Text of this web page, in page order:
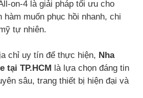
on-4 là giải pháp tối ưu cho
hàm muốn phục hồi nhanh, chi
tự nhiên.
chỉ uy tín để thực hiện, Nha
tại TP.HCM là lựa chọn đáng tin
sâu, trang thiết bị hiện đại và